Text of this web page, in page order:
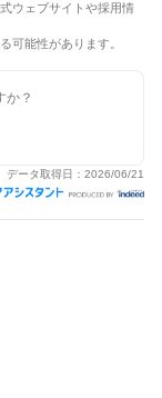
ウェブサイトや採用情
可能性があります。
か？
データ取得日： 2026/06/21